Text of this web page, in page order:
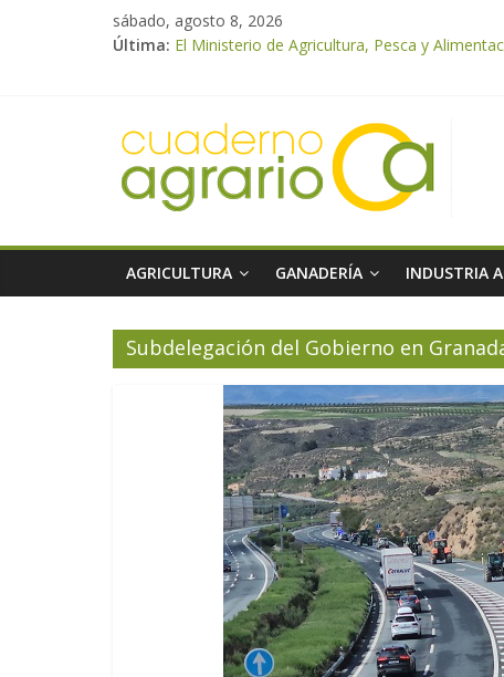
sábado, agosto 8, 2026
Última: El Ministerio de Agricultura, Pesca y
El Ministerio de Agricultura, Pesca y
ASAJA Almería: las primeras recolecciones
AGRICULTURA GANADERÍA INDUSTRIA
Subdelegación del Gobierno en